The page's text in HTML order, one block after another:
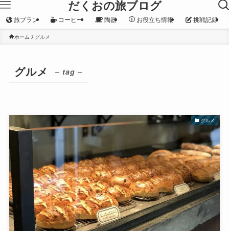
だくおの旅ブログ
旅プラン コーヒー 陶器 お役立ち情報 挑戦記録
ホーム グルメ
グルメ – tag –
グルメ